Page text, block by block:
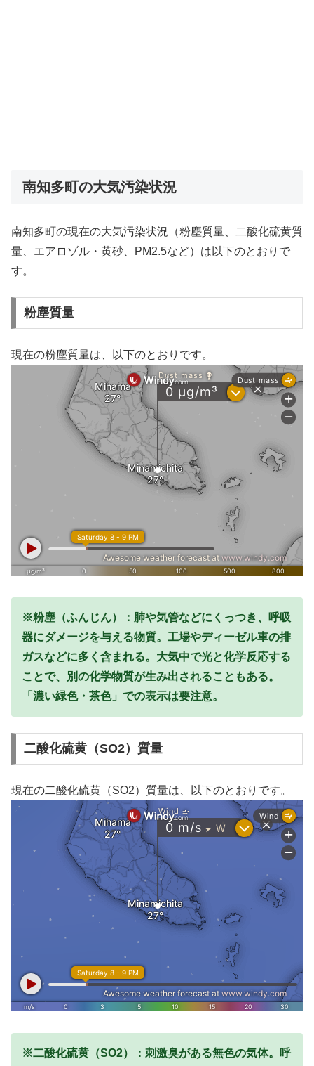
南知多町の大気汚染状況
南知多町の現在の大気汚染状況（粉塵質量、二酸化硫黄質
量、エアロゾル・黄砂、PM2.5など）は以下のとおりで
す。
粉塵質量
現在の粉塵質量は、以下のとおりです。
※粉塵（ふんじん）：肺や気管などにくっつき、呼吸
器にダメージを与える物質。工場やディーゼル車の排
ガスなどに多く含まれる。大気中で光と化学反応する
ことで、別の化学物質が生み出されることもある。
「濃い緑色・茶色」での表示は要注意。
二酸化硫黄（SO2）質量
現在の二酸化硫黄（SO2）質量は、以下のとおりです。
※二酸化硫黄（SO2）：刺激臭がある無色の気体。呼